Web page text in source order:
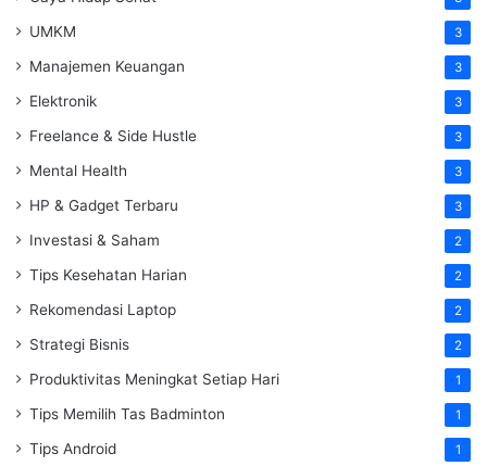
UMKM 3
Manajemen Keuangan 3
Elektronik 3
Freelance & Side Hustle 3
Mental Health 3
HP & Gadget Terbaru 3
Investasi & Saham 2
Tips Kesehatan Harian 2
Rekomendasi Laptop 2
Strategi Bisnis 2
Produktivitas Meningkat Setiap Hari 1
Tips Memilih Tas Badminton 1
Tips Android 1